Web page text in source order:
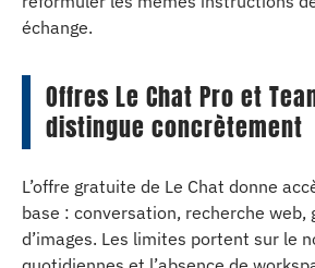
échange.
Offres Le Chat Pro et
distingue concrètement
L’offre gratuite de Le Chat donne
base : conversation, recherche web,
d’images. Les limites portent sur le